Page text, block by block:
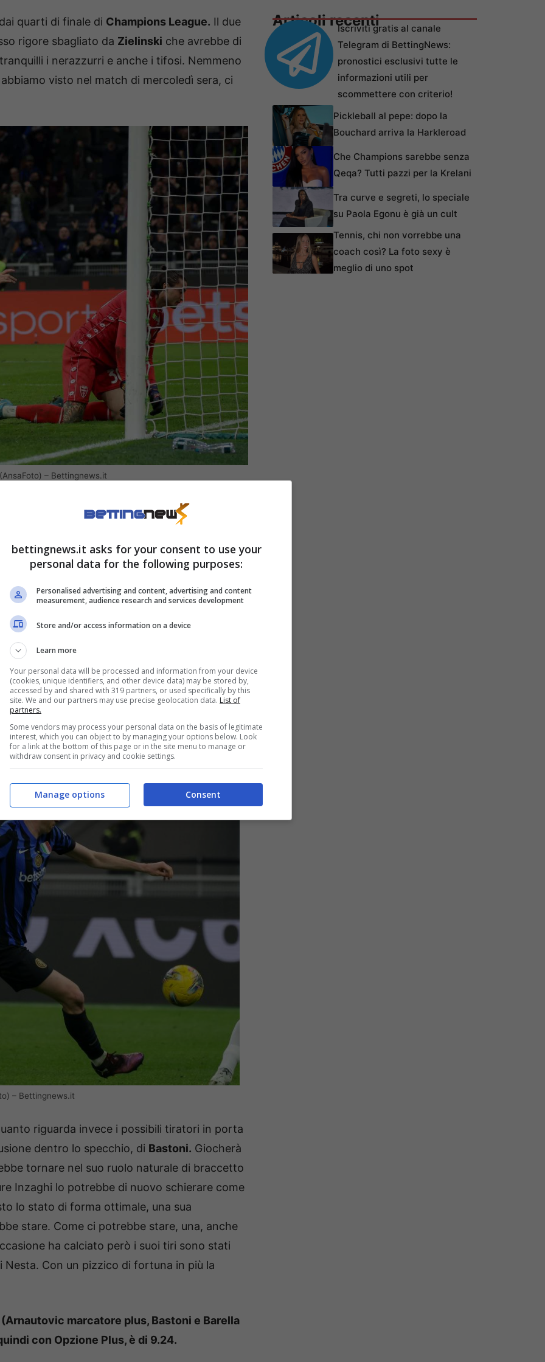
quarti di finale di Champions League. Il due
rigore sbagliato da Zielinski che avrebbe di
i nerazzurri e anche i tifosi. Nemmeno
visto nel match di mercoledì sera, ci
– Bettingnews.it
dello scontro diretto contro l’Atalanta in
dovrebbe fare un po’ di turnover. Quelle
dell’Inter sono uomini che possono
Ed è in base a questo che andiamo a
questo match.
le nostre scelte
la dovrebbe prendere
il centravanti austriaco lo scorso anno,
in Champions League. E si potrebbe ripetere
che come abbiamo visto, e non abbiamo
sono davvero poca cosa.
– Bettingnews.it
riguarda invece i possibili tiratori in porta
dentro lo specchio, di Bastoni. Giocherà
tornare nel suo ruolo naturale di braccetto
Inzaghi lo potrebbe di nuovo schierare come
lo stato di forma ottimale, una sua
stare. Come ci potrebbe stare, una, anche
ha calciato però i suoi tiri sono stati
Con un pizzico di fortuna in più la
marcatore plus, Bastoni e Barella
con Opzione Plus, è di 9.24.
Articoli recentiIscriviti gratis al canale
Telegram di BettingNews:
pronostici esclusivi tutte le
informazioni utili per
scommettere con criterio!
Pickleball al pepe: dopo la
Bouchard arriva la Harkleroad
Che Champions sarebbe senza
Qeqa? Tutti pazzi per la Krelani
Tra curve e segreti, lo speciale
su Paola Egonu è già un cult
Tennis, chi non vorrebbe una
coach così? La foto sexy è
meglio di uno spot
bettingnews.it asks for your consent to use your
personal data for the following purposes:
Personalised advertising and content, advertising and content
measurement, audience research and services development
Store and/or access information on a device
Learn more
Your personal data will be processed and information from your device
(cookies, unique identifiers, and other device data) may be stored by,
accessed by and shared with 319 partners, or used specifically by this
site. We and our partners may use precise geolocation data. List of
partners.
Some vendors may process your personal data on the basis of legitimate
interest, which you can object to by managing your options below. Look
for a link at the bottom of this page or in the site menu to manage or
withdraw consent in privacy and cookie settings.
Consent
Manage options